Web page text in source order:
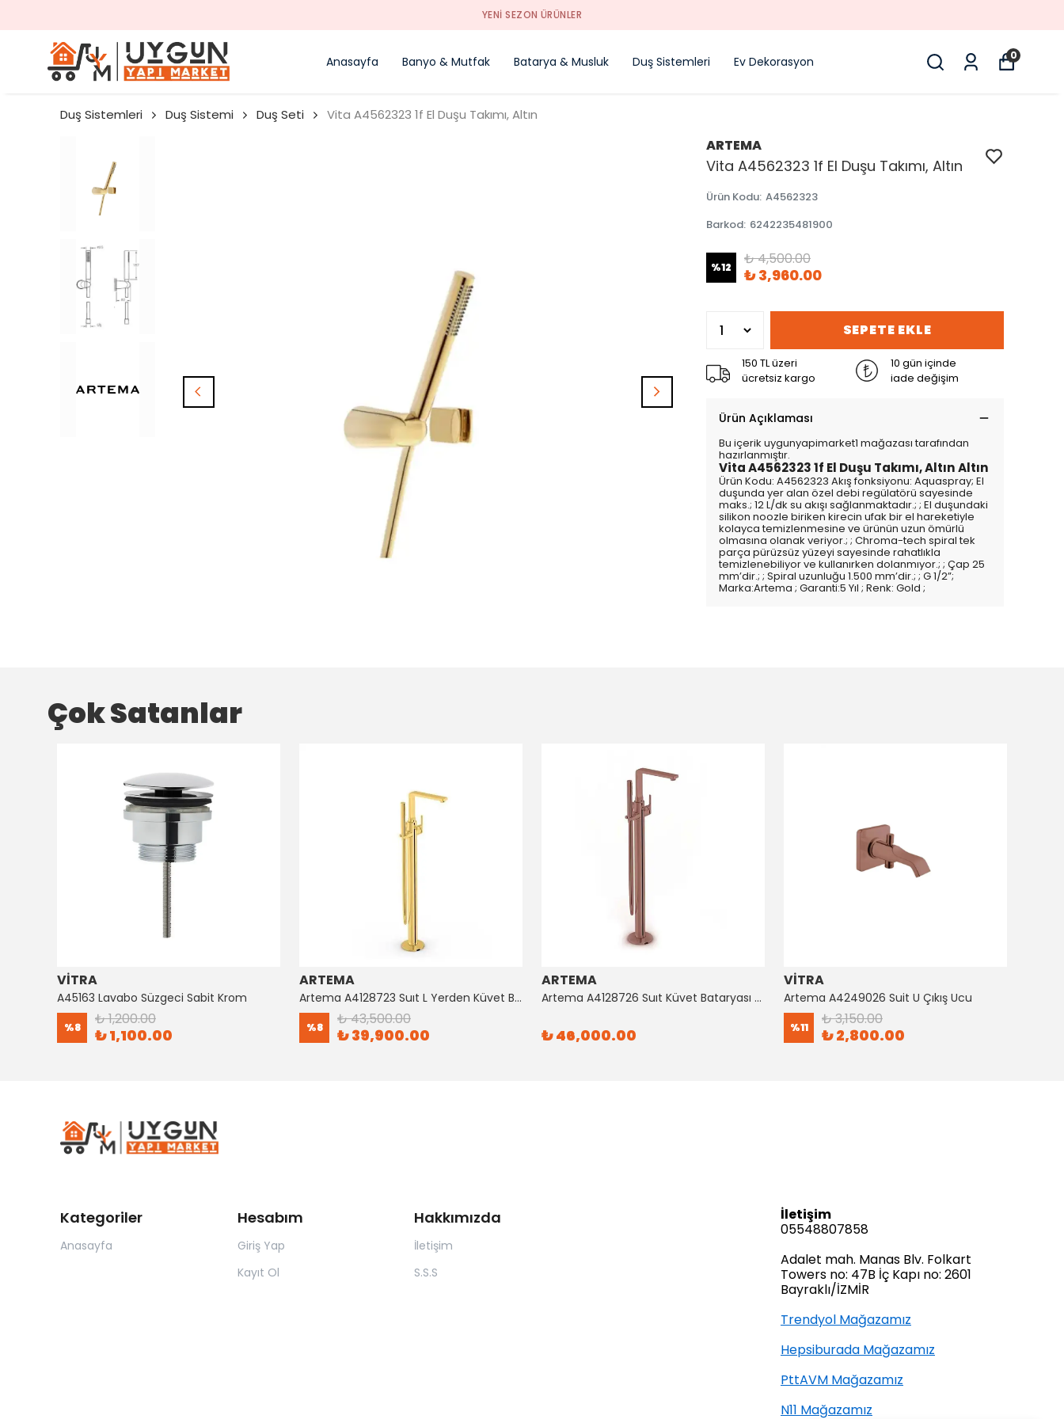
YENI SEZON ÜRÜNLER
Anasayfa Banyo & Mutfak Batarya & Musluk Duş Sistemleri Ev Dekorasyon 0
Duş Sistemleri Duş Sistemi Duş Seti Vita A4562323 1f El Duşu Takımı, Altın
ARTEMA
Vita A4562323 1f El Duşu Takımı, Altın
Ürün Kodu: A4562323
Barkod: 6242235481900
%12 ₺ 4,500.00
₺ 3,960.00
SEPETE EKLE
150 TL üzeri
ücretsiz kargo
10 gün içinde
iade değişim
Ürün Açıklaması
Bu içerik uygunyapimarket1 mağazası tarafından
hazırlanmıştır.
Vita A4562323 1f El Duşu Takımı, Altın Altın
Ürün Kodu: A4562323 Akış fonksiyonu: Aquaspray; El
duşunda yer alan özel debi regülatörü sayesinde
maks.; 12 L/dk su akışı sağlanmaktadır.; ; El duşundaki
silikon noozle biriken kirecin ufak bir el hareketiyle
kolayca temizlenmesine ve ürünün uzun ömürlü
olmasına olanak veriyor.; ; Chroma-tech spiral tek
parça pürüzsüz yüzeyi sayesinde rahatlıkla
temizlenebiliyor ve kullanırken dolanmıyor.; ; Çap 25
mm’dir.; ; Spiral uzunluğu 1.500 mm’dir.; ; G 1/2”;
Marka:Artema ; Garanti:5 Yıl ; Renk: Gold ;
Çok Satanlar
VİTRA
A45163 Lavabo Süzgeci Sabit Krom
%8 ₺ 1,200.00
₺ 1,100.00
ARTEMA
Artema A4128723 Suıt L Yerden Küvet Bataryası Altın
%8 ₺ 43,500.00
₺ 39,900.00
ARTEMA
Artema A4128726 Suıt Küvet Bataryası Bakır
₺ 46,000.00
VİTRA
Artema A4249026 Suit U Çıkış Ucu
%11 ₺ 3,150.00
₺ 2,800.00
Kategoriler
Anasayfa
Hesabım
Giriş Yap
Kayıt Ol
Hakkımızda
İletişim
S.S.S
İletişim
05548807858
Adalet mah. Manas Blv. Folkart
Towers no: 47B İç Kapı no: 2601
Bayraklı/İZMİR
Trendyol Mağazamız
Hepsiburada Mağazamız
PttAVM Mağazamız
N11 Mağazamız